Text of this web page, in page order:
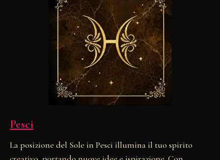
Pesci
La posizione del Sole in Pesci illumina il tuo spirito